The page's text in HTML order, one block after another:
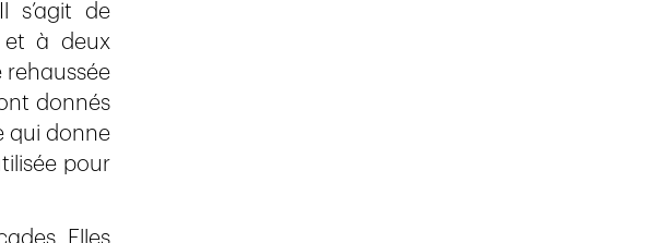
s’agit de
et à deux
rehaussée
donnés
qui donne
pour